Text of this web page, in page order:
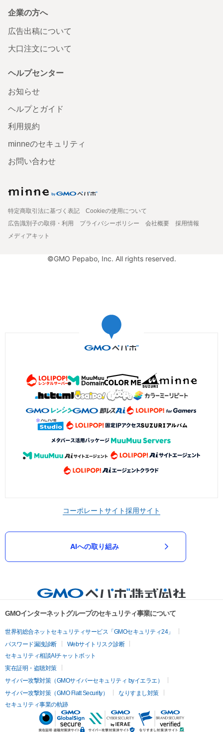
企業の方へ
広告出稿について
大口注文について
ヘルプセンター
お知らせ
ヘルプとガイド
利用規約
minneのセキュリティ
お問い合わせ
特定商取引法に基づく表記
Cookieの使用について
広告識別子の取得・利用
プライバシーポリシー 会社概要
採用情報
メディアキット
©GMO Pepabo, Inc. All rights reserved.
コーポレートサイト採用サイト
AIへの取り組み
GMOインターネットグループのセキュリティ事業について
世界初総合ネットセキュリティサービス「GMOセキュリティ24」
パスワード漏洩診断
Webサイトリスク診断
セキュリティ相談AIチャットボット
実在証明・盗聴対策
サイバー攻撃対策（GMOサイバーセキュリティ byイエラエ）
サイバー攻撃対策（GMO Flatt Security）
なりすまし対策
セキュリティ事業の軌跡